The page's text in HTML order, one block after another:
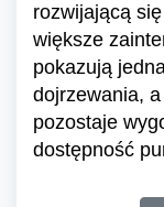
rozwijającą
większe
pokazują
dojrzewania,
pozostaje
dostępność